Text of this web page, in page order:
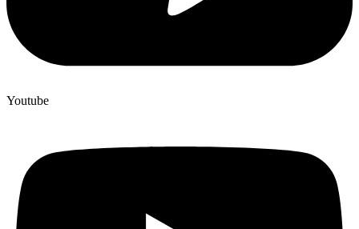
Youtube